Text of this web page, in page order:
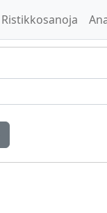
Ristikkosanoja